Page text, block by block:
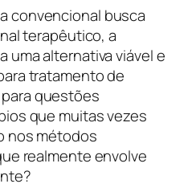
convencional busca
terapêutico, a
uma alternativa viável e
tratamento de
questões
que muitas vezes
nos métodos
realmente envolve